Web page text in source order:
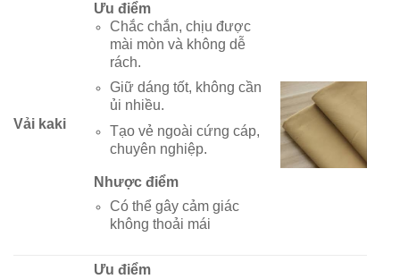
Vải kaki
Ưu điểm
Chắc chắn, chịu được
mài mòn và không dễ
rách.
Giữ dáng tốt, không cần
ủi nhiều.
Tạo vẻ ngoài cứng cáp,
chuyên nghiệp.
Nhược điểm
Có thể gây cảm giác
không thoải mái
Ưu điểm